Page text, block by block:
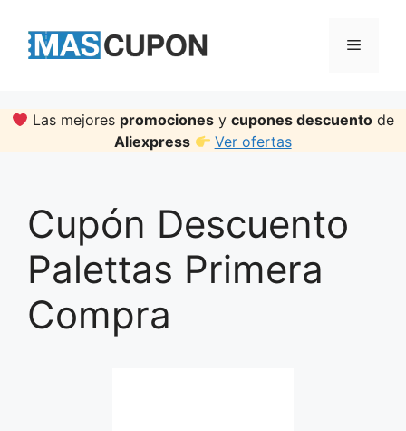
content
Menu
Las mejores promociones ycupones descuento de
Aliexpress
Ver ofertas
Cupón Descuento
Palettas Primera
Compra